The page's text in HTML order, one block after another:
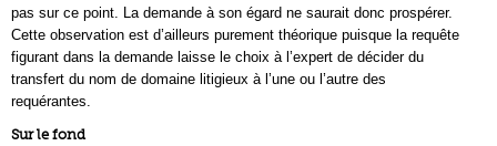
pas sur ce point. La demande à son égard ne saurait donc prospérer.
Cette observation est d’ailleurs purement théorique puisque la requête
figurant dans la demande laisse le choix à l’expert de décider du
transfert du nom de domaine litigieux à l’une ou l’autre des
requérantes.
Sur le fond